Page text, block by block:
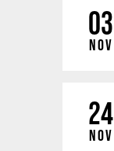
03
NOV
24
NOV